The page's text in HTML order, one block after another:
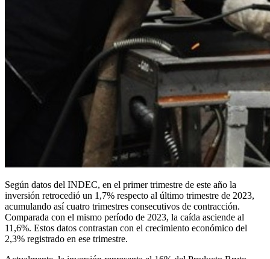
Según datos del INDEC, en el primer trimestre de este año la
inversión retrocedió un 1,7% respecto al último trimestre de 2023,
acumulando así cuatro trimestres consecutivos de contracción.
Comparada con el mismo período de 2023, la caída asciende al
11,6%. Estos datos contrastan con el crecimiento económico del
2,3% registrado en ese trimestre.